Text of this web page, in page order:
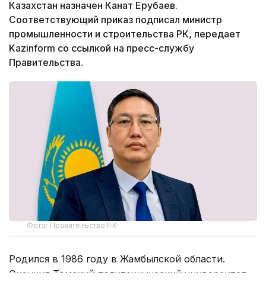
Казахстан назначен Канат Ерубаев.
Соответствующий приказ подписал министр
промышленности и строительства РК, передает
Kazinform со ссылкой на пресс-службу
Правительства.
Фото: Правительство РК
Родился в 1986 году в Жамбылской области.
Окончил Томский политехнический университет,